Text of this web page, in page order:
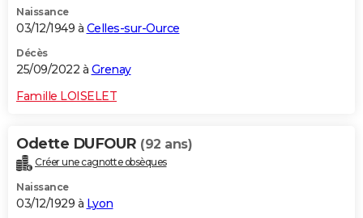
Naissance
03/12/1949 à Celles-sur-Ource
Décès
25/09/2022 à Grenay
Famille LOISELET
Odette DUFOUR (92 ans)
Créer une cagnotte obsèques
Naissance
03/12/1929 à Lyon